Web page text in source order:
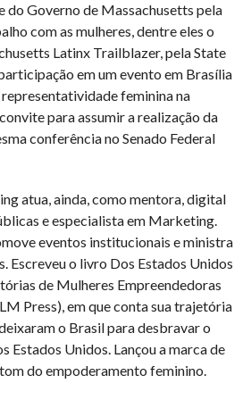
do Governo de Massachusetts pela
com as mulheres, dentre eles o
Latinx Trailblazer, pela State
em um evento em Brasília
feminina na
para assumir a realização da
conferência no Senado Federal
atua, ainda, como mentora, digital
e especialista em Marketing.
eventos institucionais e ministra
Escreveu o livro Dos Estados Unidos
de Mulheres Empreendedoras
Press), em que conta sua trajetória
o Brasil para desbravar o
Estados Unidos. Lançou a marca de
do empoderamento feminino.